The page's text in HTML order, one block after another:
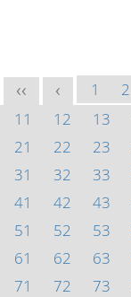
<< < 1 2
11
12 13
21
22 23
31
32 33
41
42 43
51
52 53
61
62 63
71
72 73